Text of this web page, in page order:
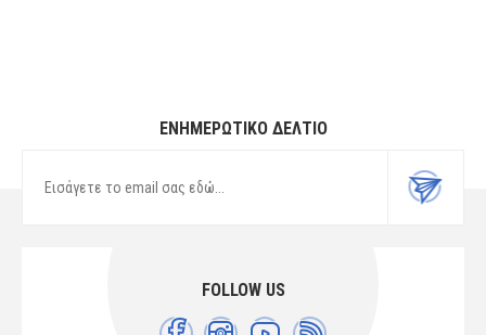
ΕΝΗΜΕΡΩΤΙΚΌ ΔΕΛΤΊΟ
FOLLOW US